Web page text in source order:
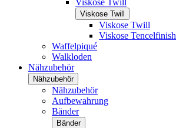
Viskose Twill
Viskose Twill
Viskose Twill
Viskose Tencelfinish
Waffelpiqué
Walkloden
Nähzubehör
Nähzubehör
Nähzubehör
Aufbewahrung
Bänder
Bänder